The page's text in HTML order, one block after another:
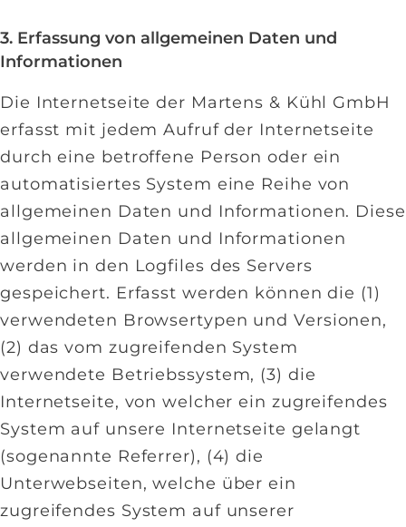
3. Erfassung von allgemeinen Daten und
Informationen
Die Internetseite der Martens & Kühl GmbH
erfasst mit jedem Aufruf der Internetseite
durch eine betroffene Person oder ein
automatisiertes System eine Reihe von
allgemeinen Daten und Informationen. Diese
allgemeinen Daten und Informationen
werden in den Logfiles des Servers
gespeichert. Erfasst werden können die (1)
verwendeten Browsertypen und Versionen,
(2) das vom zugreifenden System
verwendete Betriebssystem, (3) die
Internetseite, von welcher ein zugreifendes
System auf unsere Internetseite gelangt
(sogenannte Referrer), (4) die
Unterwebseiten, welche über ein
zugreifendes System auf unserer